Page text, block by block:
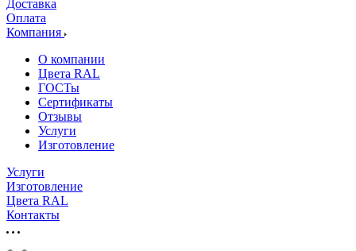
Доставка
Оплата
Компания
О компании
Цвета RAL
ГОСТы
Сертификаты
Отзывы
Услуги
Изготовление
Услуги
Изготовление
Цвета RAL
Контакты